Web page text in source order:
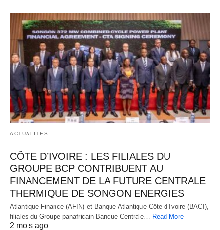
ACTUALITÉS
CÔTE D’IVOIRE : LES FILIALES DU
GROUPE BCP CONTRIBUENT AU
FINANCEMENT DE LA FUTURE CENTRALE
THERMIQUE DE SONGON ENERGIES
Atlantique Finance (AFIN) et Banque Atlantique Côte d’Ivoire (BACI),
filiales du Groupe panafricain Banque Centrale… Read More
2 mois ago